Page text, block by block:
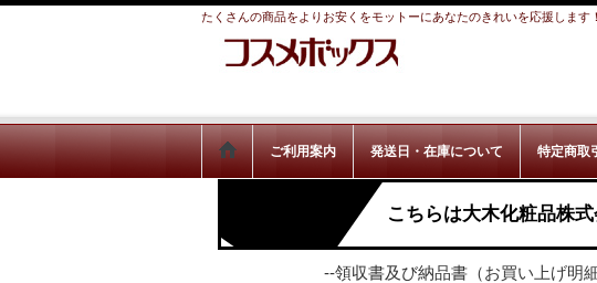
たくさんの商品をよりお安くをモットーにあなたのきれいを応援します！
ご利用案内 発送日・在庫について 特定商取
こちらは大木化粧品株
--領収書及び納品書（お買い上げ明